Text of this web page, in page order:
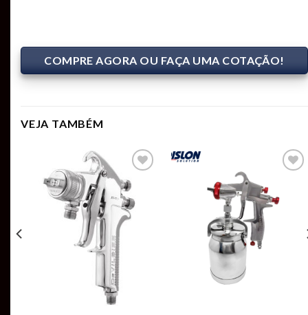
COMPRE AGORA OU FAÇA UMA COTAÇÃO!
VEJA TAMBÉM
Add to
wishlist
Add to